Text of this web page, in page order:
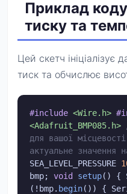
Приклад
тиску та
Цей скетч ініціалізує
тиск та обчислює
#include <Wire.h>
<Adafruit_BMP085.h>
для вашої
актуальне значення
SEA_LEVEL_PRESSURE
bmp; void setup() {
(!bmp. begin()) {